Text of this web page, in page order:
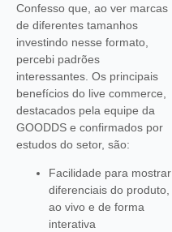
Confesso que, ao ver marcas
de diferentes tamanhos
investindo nesse formato,
percebi padrões
interessantes. Os principais
benefícios do live commerce,
destacados pela equipe da
GOODDS e confirmados por
estudos do setor, são:
Facilidade para mostrar
diferenciais do produto,
ao vivo e de forma
interativa